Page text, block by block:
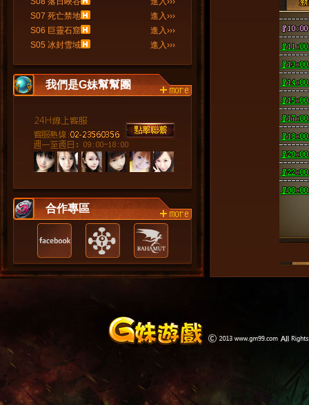
進入›››
S07 死亡禁地
進入›››
S06 巨靈石窟
進入›››
S05 冰封雪域
我們是G妹幫幫團
more
合作專區
more